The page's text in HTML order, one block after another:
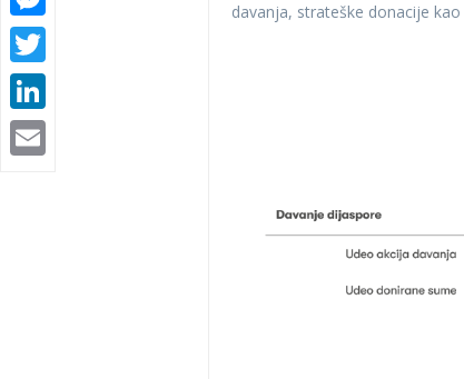
davanja, strateške donacije